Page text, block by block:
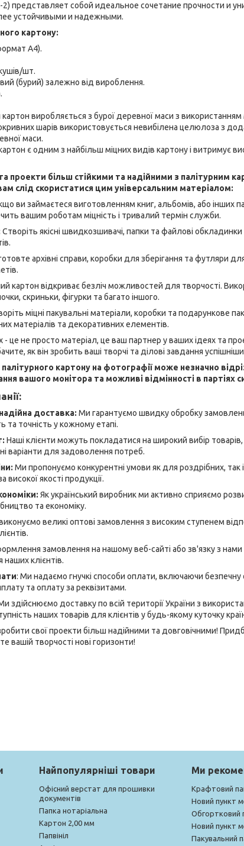
представляет собой идеальное сочетание прочности и
устойчивыми и надежными.
картону:
А4).
шт.
(бурий) залежно від вироблення.
виробляється з бурої деревної маси з
шарів використовується невибілена целюлоза з
маси.
є одним з найбільш міцних видів картону і витримує
проекти більш стійкими та надійними з палітурним
слід скористатися цим універсальним матеріалом:
ви займаєтеся виготовленням книг, альбомів, або інших
вашим роботам міцність і тривалий термін служби.
Створіть якісні швидкозшивачі, папки та файлові обкладинки
архівні справи, коробки для зберігання та футляри
картон відкриває безліч можливостей для творчості.
скриньки, фігурки та багато іншого.
міцні пакувальні матеріали, коробки та подарункове
матеріалів та декоративних елементів.
- це не просто матеріал, це ваш партнер у ваших ідеях та
як він зробить ваші творчі та ділові завдання
картону на фотографії може незначно
вашого монітора та можливі відмінності в партіях
доставка: Ми гарантуємо швидку обробку
та точність у кожному етапі.
Наші клієнти можуть покладатися на широкий вибір товарів,
варіанти для задоволення потреб.
Ми пропонуємо конкурентні умови як для роздрібних, так
високої якості продукції.
Як український виробник ми активно сприяємо
та економіку.
великі оптові замовлення з високим ступенем
замовлення на нашому веб-сайті або зв'язку з
клієнтів.
: Ми надаємо гнучкі способи оплати, включаючи безпечну
та оплату за реквізитами.
здійснюємо доставку по всій території України з
наших товарів для клієнтів у будь-якому куточку
свої проекти більш надійними та довговічними!
вашій творчості нові горизонти!
Найпопулярніші товари
Офісний верстат для прошивки
документів
Папка нотаріальна
Картон 2,00 мм
Папвініл
Ми
Крафтовий
Новий пункт
Обгортковий
Новий пункт
Пакувальний